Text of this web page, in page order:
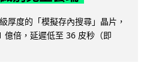
厚度的「模擬存內搜尋」晶片，
億倍，延遲低至 36 皮秒（即